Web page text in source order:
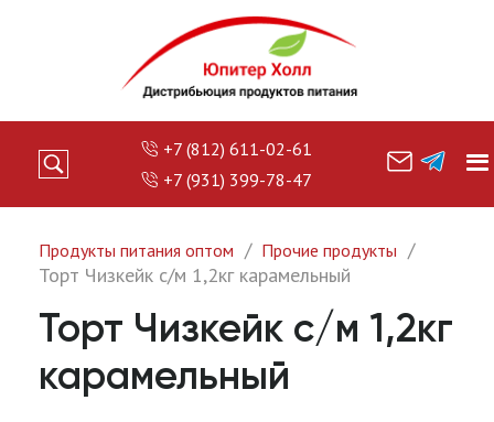
+7 (812) 611-02-61
+7 (931) 399-78-47
Продукты питания оптом Прочие продукты
Торт Чизкейк с/м 1,2кг карамельный
Торт Чизкейк с/м 1,2кг
карамельный